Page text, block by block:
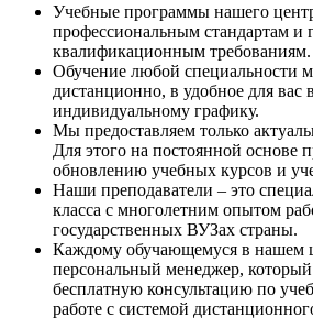
Учебные программы нашего
профессиональным стандартам и
квалификационным требованиям.
Обучение любой специальности
дистанционно, в удобное для вас
индивидуальному графику.
Мы предоставляем только
Для этого на постоянной основе
обновлению учебных курсов и
Наши преподаватели – это
класса с многолетним опытом
государственных ВУЗах страны.
Каждому обучающемуся в нашем
персональный менеджер,
бесплатную консультацию по
работе с системой